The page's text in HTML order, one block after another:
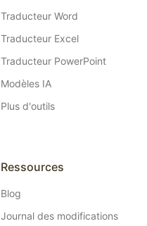
Traducteur Word
Traducteur Excel
Traducteur PowerPoint
Modèles IA
Plus d'outils
Ressources
Blog
Journal des modifications